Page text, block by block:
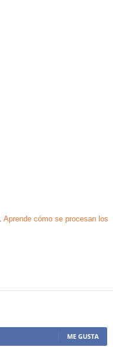
Aprende cómo se procesan los
ME GUSTA